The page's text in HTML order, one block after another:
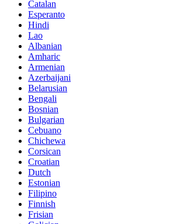
Catalan
Esperanto
Hindi
Lao
Albanian
Amharic
Armenian
Azerbaijani
Belarusian
Bengali
Bosnian
Bulgarian
Cebuano
Chichewa
Corsican
Croatian
Dutch
Estonian
Filipino
Finnish
Frisian